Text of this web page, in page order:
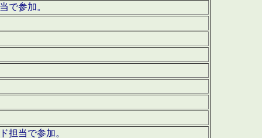
で参加。
担当で参加。